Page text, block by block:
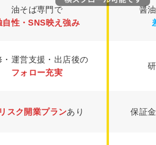
油そば専門で
自性・SNS映え強み
醤
・運営支援・出店後の
フォロー充実
スク開業プランあり 保証